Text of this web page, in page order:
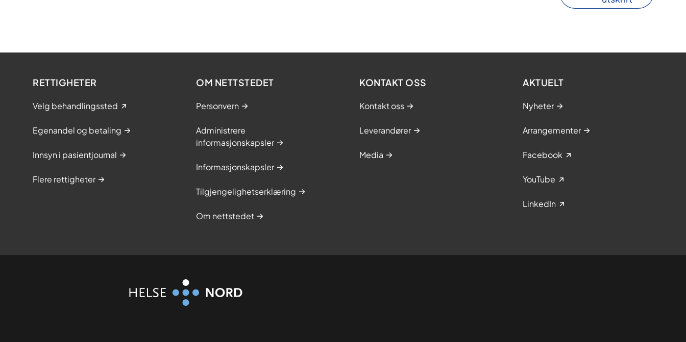
RETTIGHETER
Velg behandlingssted
Egenandel og betaling
Innsyn i pasientjournal
Flere rettigheter
OM NETTSTEDET
Personvern
Administrere
informasjonskapsler
Informasjonskapsler
Tilgjengelighetserklæring
Om nettstedet
KONTAKT OSS
Kontakt oss
Leverandører
Media
AKTUELT
Nyheter
Arrangementer
Facebook
YouTube
LinkedIn